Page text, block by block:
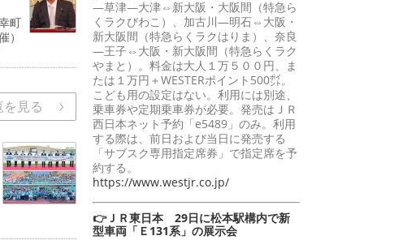
町
）
を見る
―草津―大津⇔新大阪・大阪間（特急ら
くラクびわこ）、加古川―明石⇔大阪・
新大阪間（特急らくラクはりま）、奈良
―王子⇔大阪・新大阪間（特急らくラク
やまと）。料金は大人１万５００円、ま
たは１万円＋WESTERポイント500㌽。
こども用の設定はない。利用には別途、
乗車券や定期乗車券が必要。発売はＪＲ
西日本ネット予約「e5489」のみ。利用
する際は、前日および当日に発売する
「サブスク専用指定席券」で指定席を予
約する。
https://www.westjr.co.jp/
👉ＪＲ東日本 29日に松本駅構内で新
型車両「Ｅ131系」の展示会